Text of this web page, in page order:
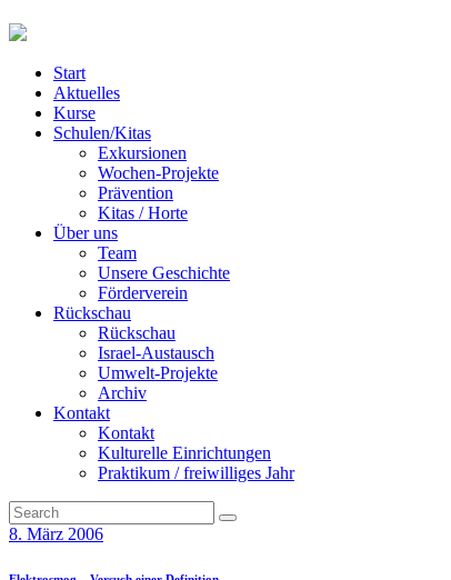
Start
Aktuelles
Kurse
Schulen/Kitas
Exkursionen
Wochen-Projekte
Prävention
Kitas / Horte
Über uns
Team
Unsere Geschichte
Förderverein
Rückschau
Rückschau
Israel-Austausch
Umwelt-Projekte
Archiv
Kontakt
Kontakt
Kulturelle Einrichtungen
Praktikum / freiwilliges Jahr
8. März 2006